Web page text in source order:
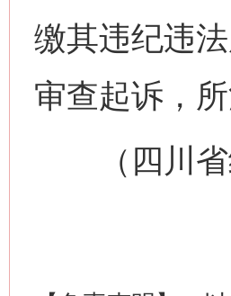
缴其违纪违
审查起诉，
（四川省